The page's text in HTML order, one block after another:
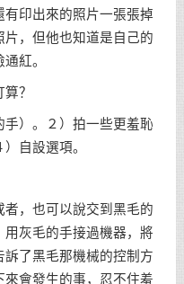
印出來的照片一張張掉
，但他也知道是自己的
紅。
？
手）。２）拍一些更羞恥
自設選項。
，也可以說交到黑毛的
灰毛的手接過機器，將
了黑毛那機械的控制方
會發生的事，忍不住羞